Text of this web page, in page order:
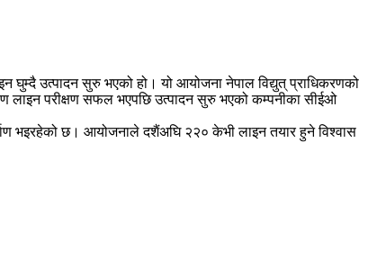
घुम्दै उत्पादन सुरु भएको हो। यो आयोजना नेपाल विद्युत् प्राधिकरणको
लाइन परीक्षण सफल भएपछि उत्पादन सुरु भएको कम्पनीका सीईओ
भइरहेको छ। आयोजनाले दशैंअघि २२० केभी लाइन तयार हुने विश्वास